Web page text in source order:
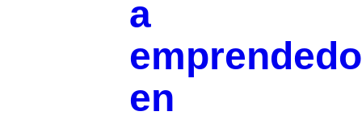
a
en